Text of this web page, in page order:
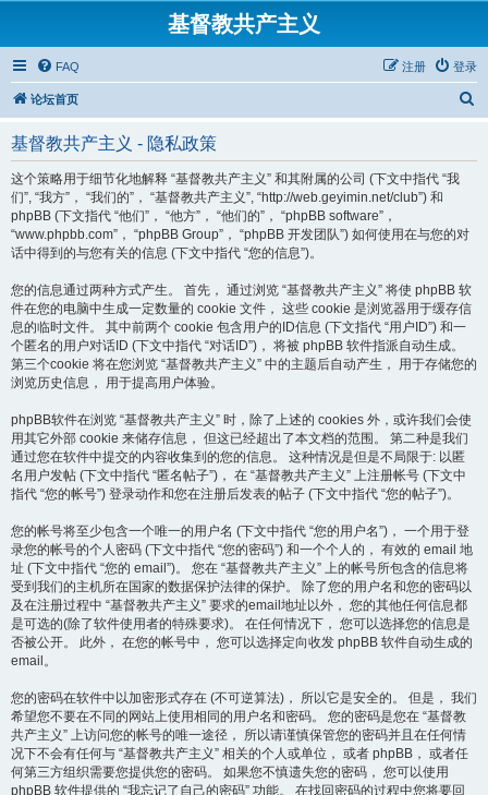
基督教共产主义
FAQ 登录
注册
论坛首页
基督教共产主义 - 隐私政策
这个策略用于细节化地解释 “基督教共产主义” 和其附属的公司 (下文中指代 “我
们”, “我方”， “我们的”， “基督教共产主义”, “http://web.geyimin.net/club”) 和
phpBB (下文指代 “他们”， “他方”， “他们的”， “phpBB software”，
“www.phpbb.com”， “phpBB Group”， “phpBB 开发团队”) 如何使用在与您的对
话中得到的与您有关的信息 (下文中指代 “您的信息”)。
您的信息通过两种方式产生。 首先， 通过浏览 “基督教共产主义” 将使 phpBB 软
件在您的电脑中生成一定数量的 cookie 文件， 这些 cookie 是浏览器用于缓存信
息的临时文件。 其中前两个 cookie 包含用户的ID信息 (下文指代 “用户ID”) 和一
个匿名的用户对话ID (下文中指代 “对话ID”)， 将被 phpBB 软件指派自动生成。
第三个cookie 将在您浏览 “基督教共产主义” 中的主题后自动产生， 用于存储您的
浏览历史信息， 用于提高用户体验。
phpBB软件在浏览 “基督教共产主义” 时，除了上述的 cookies 外，或许我们会使
用其它外部 cookie 来储存信息， 但这已经超出了本文档的范围。 第二种是我们
通过您在软件中提交的内容收集到的您的信息。 这种情况是但是不局限于: 以匿
名用户发帖 (下文中指代 “匿名帖子”)， 在 “基督教共产主义” 上注册帐号 (下文中
指代 “您的帐号”) 登录动作和您在注册后发表的帖子 (下文中指代 “您的帖子”)。
您的帐号将至少包含一个唯一的用户名 (下文中指代 “您的用户名”)， 一个用于登
录您的帐号的个人密码 (下文中指代 “您的密码”) 和一个个人的， 有效的 email 地
址 (下文中指代 “您的 email”)。 您在 “基督教共产主义” 上的帐号所包含的信息将
受到我们的主机所在国家的数据保护法律的保护。 除了您的用户名和您的密码以
及在注册过程中 “基督教共产主义” 要求的email地址以外， 您的其他任何信息都
是可选的(除了软件使用者的特殊要求)。 在任何情况下， 您可以选择您的信息是
否被公开。 此外， 在您的帐号中， 您可以选择定向收发 phpBB 软件自动生成的
email。
您的密码在软件中以加密形式存在 (不可逆算法)， 所以它是安全的。 但是， 我们
希望您不要在不同的网站上使用相同的用户名和密码。 您的密码是您在 “基督教
共产主义” 上访问您的帐号的唯一途径， 所以请谨慎保管您的密码并且在任何情
况下不会有任何与 “基督教共产主义” 相关的个人或单位， 或者 phpBB， 或者任
何第三方组织需要您提供您的密码。 如果您不慎遗失您的密码， 您可以使用
phpBB 软件提供的 “我忘记了自己的密码” 功能。 在找回密码的过程中您将要回